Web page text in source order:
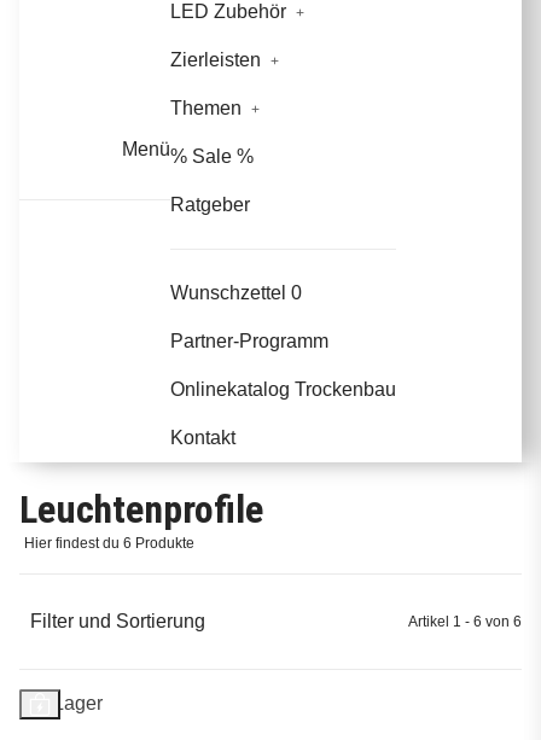
Menü
LED Zubehör
Zierleisten
Themen
% Sale %
Ratgeber
Wunschzettel 0
Partner-Programm
Onlinekatalog Trockenbau
Kontakt
Leuchtenprofile
Hier findest du 6 Produkte
Filter und Sortierung Artikel 1 - 6 von 6
Auf Lager